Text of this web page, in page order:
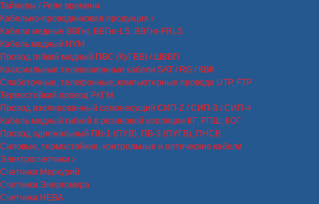
Таймеры / Реле времени
Кабельно-проводниковая продукция
Кабели медные ВВГнг, ВВГнг-LS, ВВГнг-FRLS
Кабель медный NYM
Провод гибкий медный ПВС (КуГВВ) / ШВВП
Коаксиальные телевизионные кабели SAT / RG / КВК
Слаботочные, телефонные, компьютерные провода UTP, FTP
Термостойкий провод РКГМ
Провод изолированный самонесущий СИП-2 / СИП-3 / СИП-4
Кабель медный гибкий в резиновой изоляции КГ, РПШ, КОГ
Провод одножильный ПВ-1 (ПУВ), ПВ-3 (ПУГВ), ПНСВ
Силовые, термостойкие, контрольные и оптические кабели
Электросчетчики
Счетчики Меркурий
Счетчики Энергомера
Счетчики НЕВА